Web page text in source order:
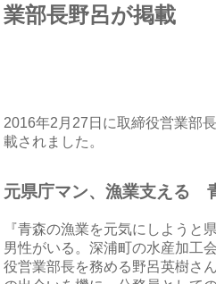
業部長野呂が掲載
2016年2月27日に取締役営業部
載されました。
元県庁マン、漁業支える
『青森の漁業を元気にしようと
男性がいる。深浦町の水産加工
役営業部長を務める野呂英樹さ